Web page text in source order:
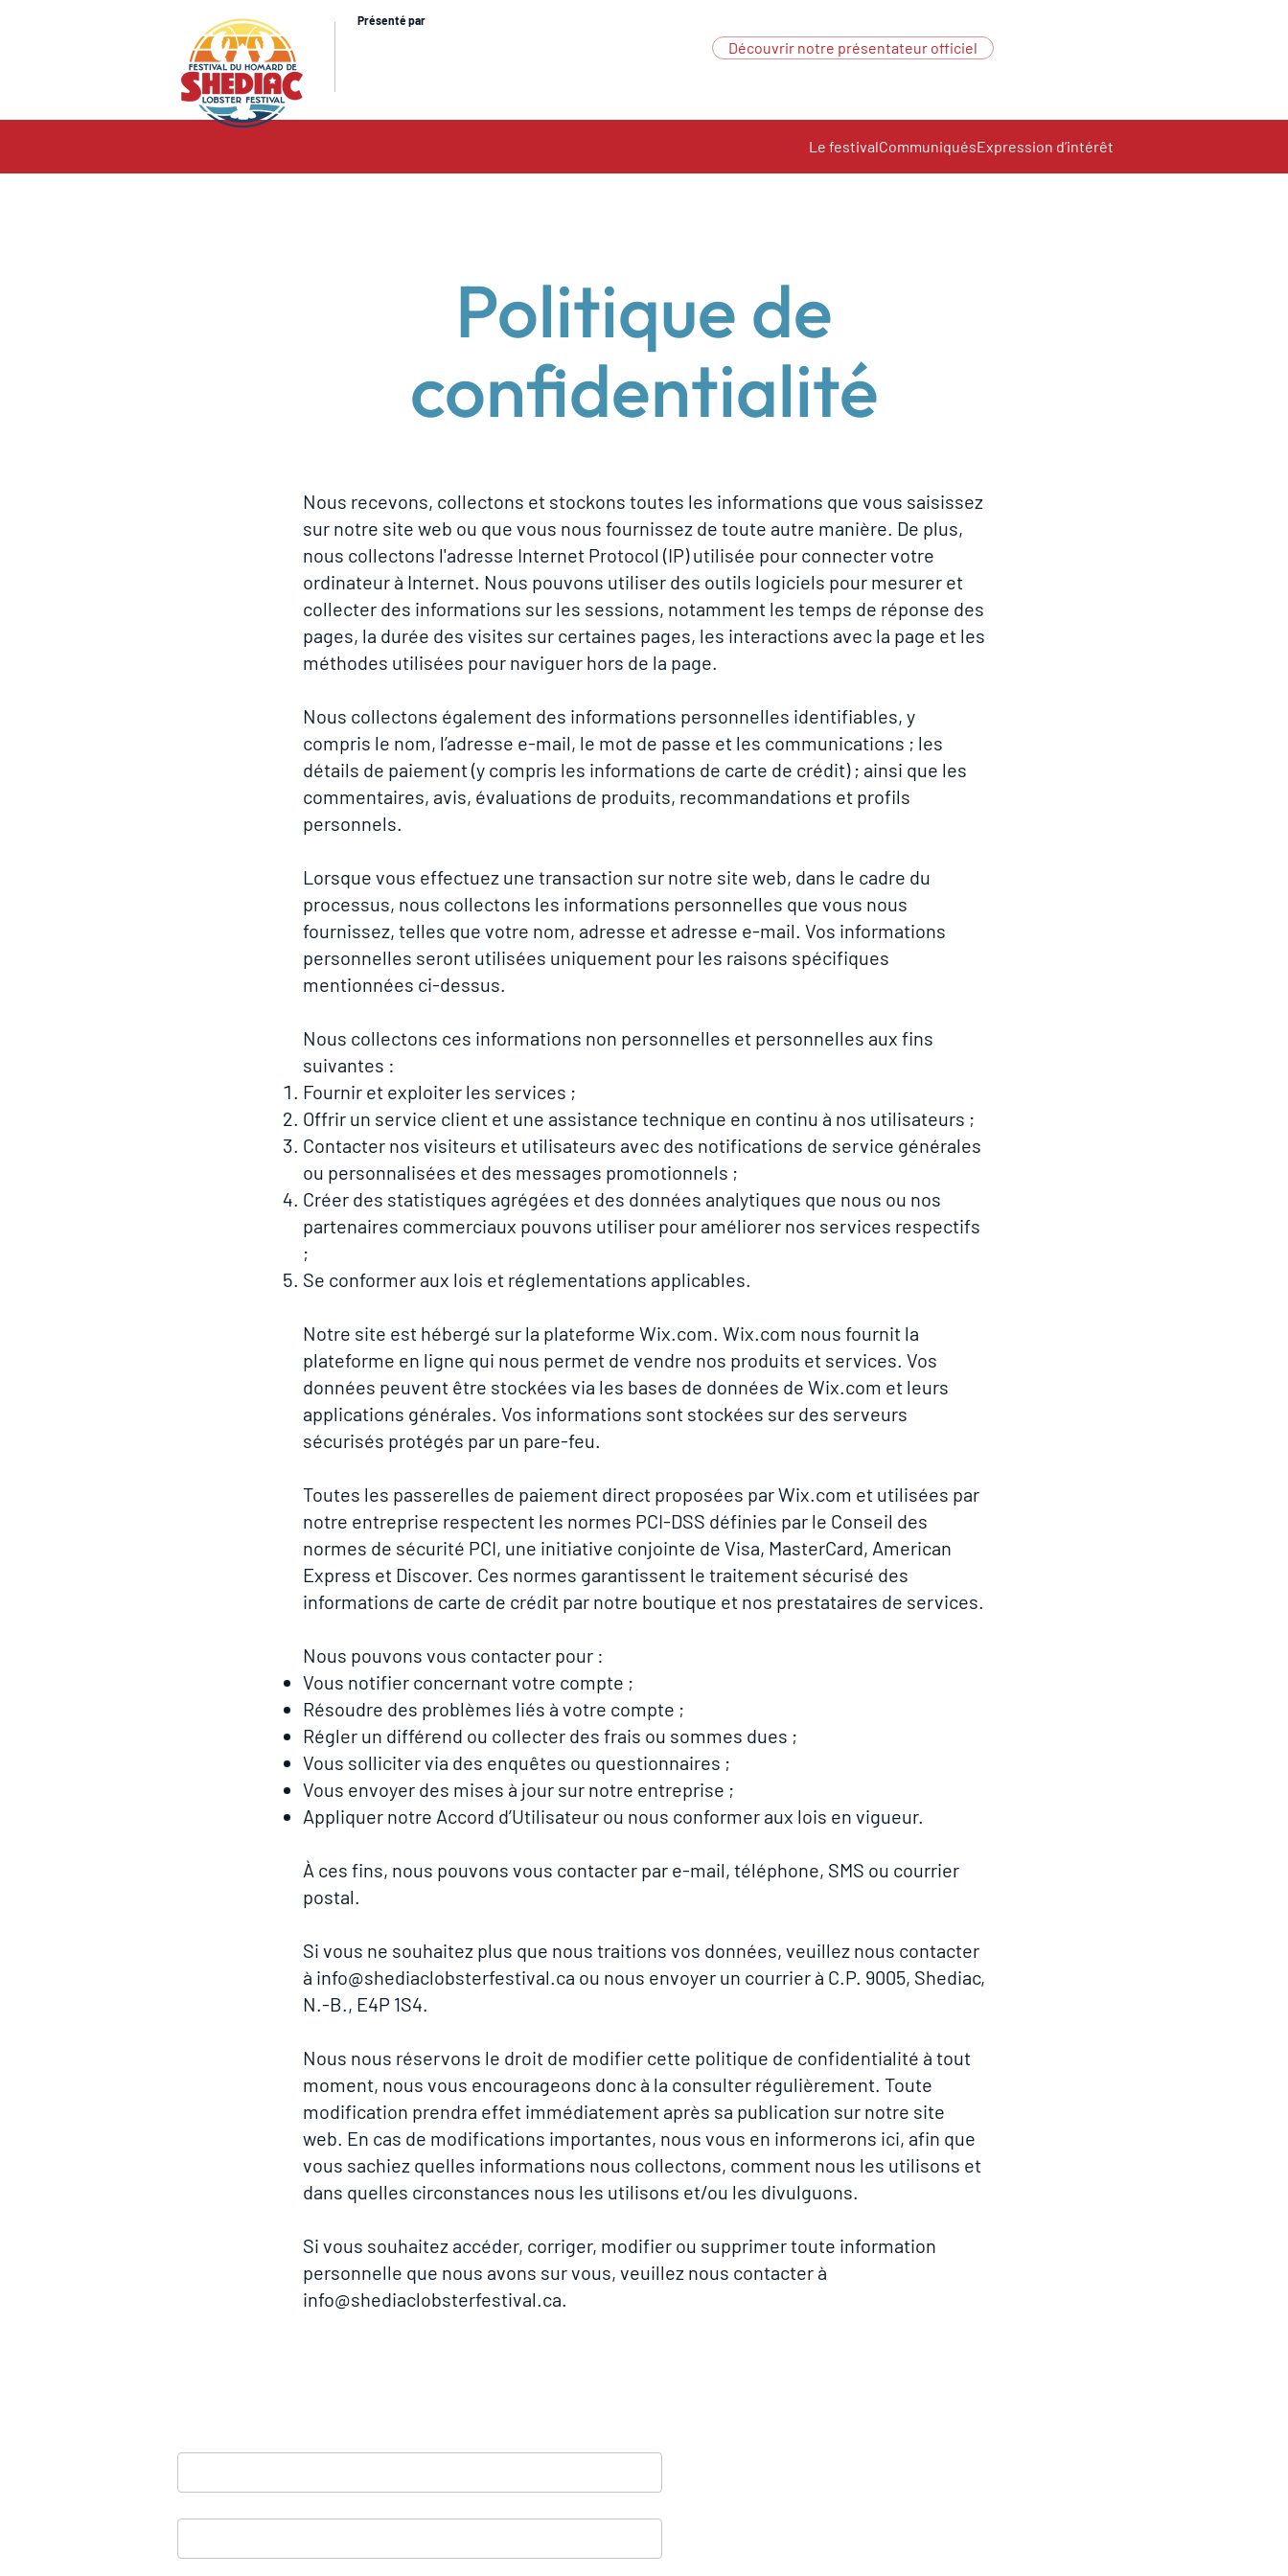
Présenté par
Découvrir notre présentateur officiel
Le festivalCommuniquésExpression d’intérêt
Politique de
confidentialité
Nous recevons, collectons et stockons toutes les informations que vous saisissez
sur notre site web ou que vous nous fournissez de toute autre manière. De plus,
nous collectons l'adresse Internet Protocol (IP) utilisée pour connecter votre
ordinateur à Internet. Nous pouvons utiliser des outils logiciels pour mesurer et
collecter des informations sur les sessions, notamment les temps de réponse des
pages, la durée des visites sur certaines pages, les interactions avec la page et les
méthodes utilisées pour naviguer hors de la page.
Nous collectons également des informations personnelles identifiables, y
compris le nom, l’adresse e-mail, le mot de passe et les communications ; les
détails de paiement (y compris les informations de carte de crédit) ; ainsi que les
commentaires, avis, évaluations de produits, recommandations et profils
personnels.​
Lorsque vous effectuez une transaction sur notre site web, dans le cadre du
processus, nous collectons les informations personnelles que vous nous
fournissez, telles que votre nom, adresse et adresse e-mail. Vos informations
personnelles seront utilisées uniquement pour les raisons spécifiques
mentionnées ci-dessus.
Nous collectons ces informations non personnelles et personnelles aux fins
suivantes :
Fournir et exploiter les services ;
Offrir un service client et une assistance technique en continu à nos utilisateurs ;
Contacter nos visiteurs et utilisateurs avec des notifications de service générales
ou personnalisées et des messages promotionnels ;
Créer des statistiques agrégées et des données analytiques que nous ou nos
partenaires commerciaux pouvons utiliser pour améliorer nos services respectifs
;
Se conformer aux lois et réglementations applicables.
Notre site est hébergé sur la plateforme Wix.com. Wix.com nous fournit la
plateforme en ligne qui nous permet de vendre nos produits et services. Vos
données peuvent être stockées via les bases de données de Wix.com et leurs
applications générales. Vos informations sont stockées sur des serveurs
sécurisés protégés par un pare-feu.
Toutes les passerelles de paiement direct proposées par Wix.com et utilisées par
notre entreprise respectent les normes PCI-DSS définies par le Conseil des
normes de sécurité PCI, une initiative conjointe de Visa, MasterCard, American
Express et Discover. Ces normes garantissent le traitement sécurisé des
informations de carte de crédit par notre boutique et nos prestataires de services.
Nous pouvons vous contacter pour :
Vous notifier concernant votre compte ;
Résoudre des problèmes liés à votre compte ;
Régler un différend ou collecter des frais ou sommes dues ;
Vous solliciter via des enquêtes ou questionnaires ;
Vous envoyer des mises à jour sur notre entreprise ;
Appliquer notre Accord d’Utilisateur ou nous conformer aux lois en vigueur.
À ces fins, nous pouvons vous contacter par e-mail, téléphone, SMS ou courrier
postal.
Si vous ne souhaitez plus que nous traitions vos données, veuillez nous contacter
à info@shediaclobsterfestival.ca ou nous envoyer un courrier à C.P. 9005, Shediac,
N.-B., E4P 1S4.
Nous nous réservons le droit de modifier cette politique de confidentialité à tout
moment, nous vous encourageons donc à la consulter régulièrement. Toute
modification prendra effet immédiatement après sa publication sur notre site
web. En cas de modifications importantes, nous vous en informerons ici, afin que
vous sachiez quelles informations nous collectons, comment nous les utilisons et
dans quelles circonstances nous les utilisons et/ou les divulguons.
Si vous souhaitez accéder, corriger, modifier ou supprimer toute information
personnelle que nous avons sur vous, veuillez nous contacter à
info@shediaclobsterfestival.ca.